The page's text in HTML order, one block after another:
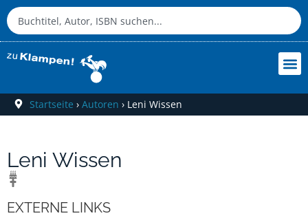
Startseite › Autoren › Leni Wissen
Leni Wissen
EXTERNE LINKS